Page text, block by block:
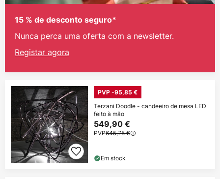
15 % de desconto seguro*
Nunca perca uma oferta com a newsletter.
Registar agora
PVP -95,85 €
Terzani Doodle - candeeiro de mesa LED
feito à mão
549,90 €
PVP645,75 €
Em stock